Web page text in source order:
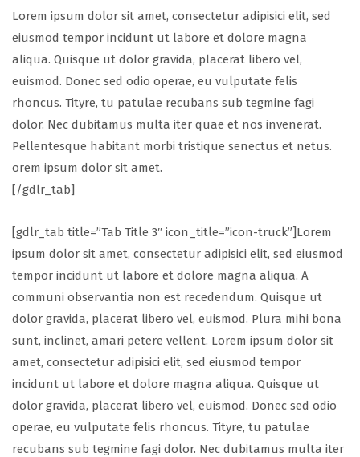
Lorem ipsum dolor sit amet, consectetur adipisici elit, sed
eiusmod tempor incidunt ut labore et dolore magna
aliqua. Quisque ut dolor gravida, placerat libero vel,
euismod. Donec sed odio operae, eu vulputate felis
rhoncus. Tityre, tu patulae recubans sub tegmine fagi
dolor. Nec dubitamus multa iter quae et nos invenerat.
Pellentesque habitant morbi tristique senectus et netus.
orem ipsum dolor sit amet.
[/gdlr_tab]
[gdlr_tab title=”Tab Title 3″ icon_title=”icon-truck”]Lorem
ipsum dolor sit amet, consectetur adipisici elit, sed eiusmod
tempor incidunt ut labore et dolore magna aliqua. A
communi observantia non est recedendum. Quisque ut
dolor gravida, placerat libero vel, euismod. Plura mihi bona
sunt, inclinet, amari petere vellent. Lorem ipsum dolor sit
amet, consectetur adipisici elit, sed eiusmod tempor
incidunt ut labore et dolore magna aliqua. Quisque ut
dolor gravida, placerat libero vel, euismod. Donec sed odio
operae, eu vulputate felis rhoncus. Tityre, tu patulae
recubans sub tegmine fagi dolor. Nec dubitamus multa iter